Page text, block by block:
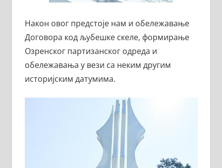
Након овог предстоје нам и обележавање
Договора код љубешке скеле, формирање
Озренског партизанског одреда и
обележавања у вези са неким другим
историјским датумима.